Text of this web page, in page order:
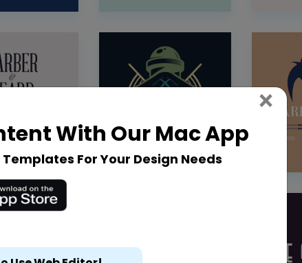
With Our Mac App